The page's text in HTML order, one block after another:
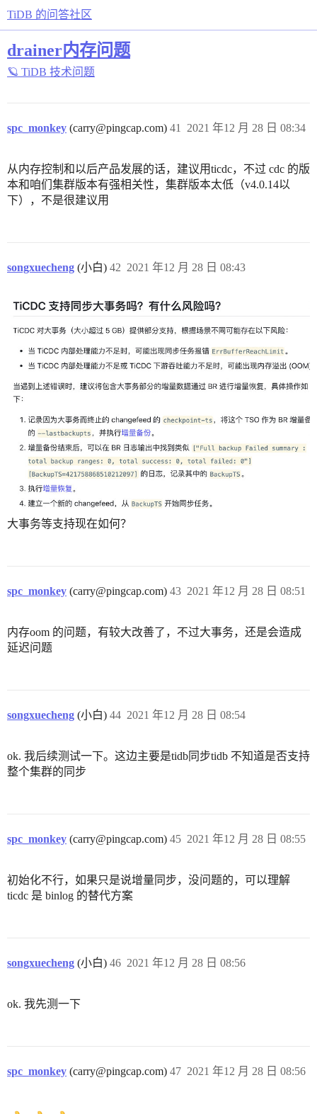
TiDB 的问答社区
drainer内存问题
🪐 TiDB 技术问题
spc_monkey (carry@pingcap.com) 2021 年12 月 28 日 08:34
41
从内存控制和以后产品发展的话，建议用ticdc，不过 cdc 的版
本和咱们集群版本有强相关性，集群版本太低（v4.0.14以
下），不是很建议用
songxuecheng (小白) 2021 年12 月 28 日 08:43
42
大事务等支持现在如何？
spc_monkey (carry@pingcap.com) 2021 年12 月 28 日 08:51
43
内存oom 的问题，有较大改善了，不过大事务，还是会造成
延迟问题
songxuecheng (小白) 2021 年12 月 28 日 08:54
44
ok. 我后续测试一下。这边主要是tidb同步tidb 不知道是否支持
整个集群的同步
spc_monkey (carry@pingcap.com) 2021 年12 月 28 日 08:55
45
初始化不行，如果只是说增量同步，没问题的，可以理解
ticdc 是 binlog 的替代方案
songxuecheng (小白) 2021 年12 月 28 日 08:56
46
ok. 我先测一下
spc_monkey (carry@pingcap.com) 2021 年12 月 28 日 08:56
47